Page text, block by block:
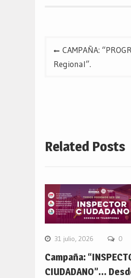
ventanaventana
Navegación
de
CAMPAÑA:
Regional”.
Related Posts
31 julio, 2026 0
Campaña:
CIUDADANO”…